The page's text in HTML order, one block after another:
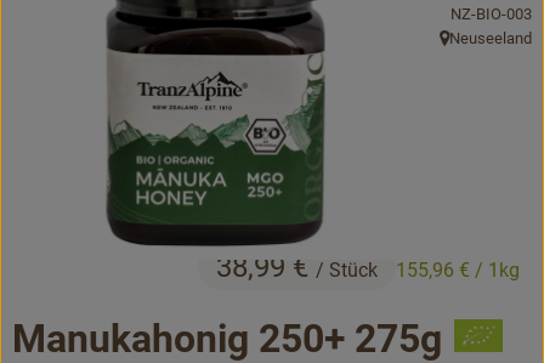
Bäckerei
Vorratskammer...
Drogerie
Getränke
Manukahonig 250+ 275g
38,99 € / Stück 155,96 € / 1kg
,NZ-BIO-003
, Herkunft:
Neuseeland